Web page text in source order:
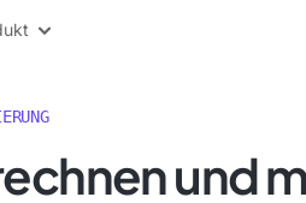
und